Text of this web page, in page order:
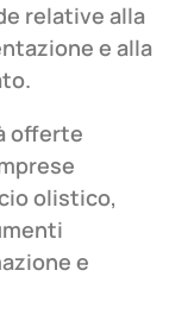
relative alla
e alla
offerte
olistico,
e